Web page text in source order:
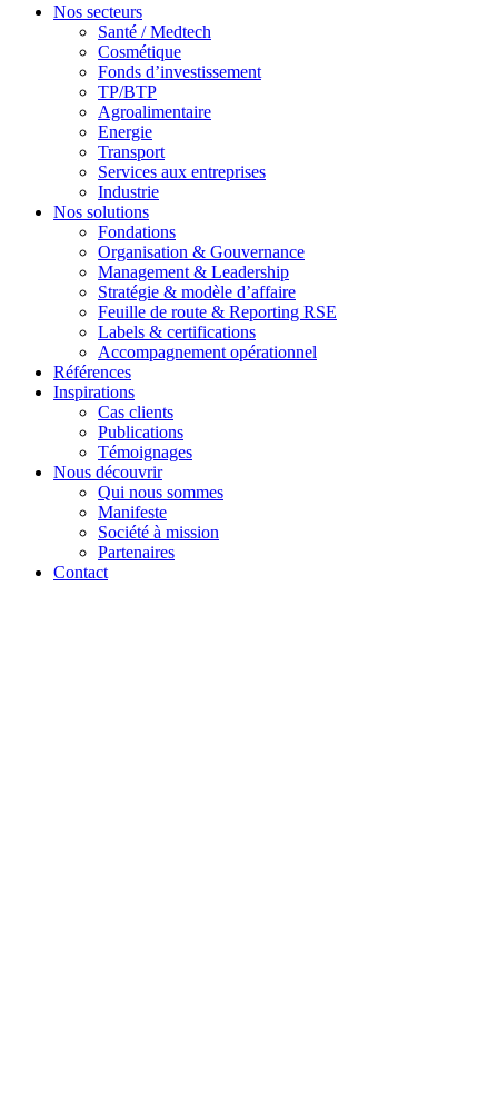
Nos secteurs
Santé / Medtech
Cosmétique
Fonds d’investissement
TP/BTP
Agroalimentaire
Energie
Transport
Services aux entreprises
Industrie
Nos solutions
Fondations
Organisation & Gouvernance
Management & Leadership
Stratégie & modèle d’affaire
Feuille de route & Reporting RSE
Labels & certifications
Accompagnement opérationnel
Références
Inspirations
Cas clients
Publications
Témoignages
Nous découvrir
Qui nous sommes
Manifeste
Société à mission
Partenaires
Contact